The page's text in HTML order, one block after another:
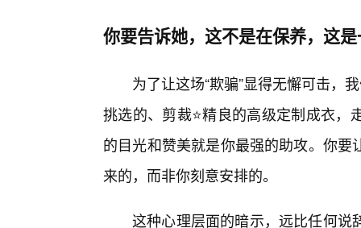
你要告诉她，这不是在保养，这
为了让这场“欺骗”显得无懈可击，
挑选的、剪裁⭐精良的高级定制成衣
的目光和赞美就是你最强的助攻。你
来的，而非你刻意安排的。
这种心理层面的暗示，远比任何说